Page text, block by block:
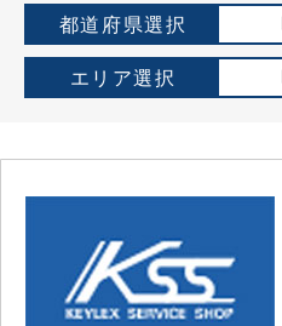
都道府県選択
エリア選択